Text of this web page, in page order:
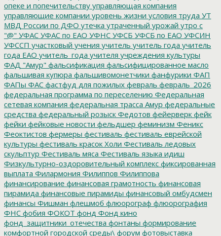
опеке и попечительству управляющая компания
управляющие компании уровень жизни условия труда УТ
МВД России по ДФО утечка утраченный урожай утро с
"@" УФАС УФАС по ЕАО УФНС УФСБ УФСБ по ЕАО УФСИН
УФССП участковый учения учитель учитель года учитель
года ЕАО учитель_года учителя учреждения культуры
ФАД "Амур" фальсификация фальсифицированное масло
фальшивая купюра фальшивомонетчики фанфурики ФАП
ФАПы ФАС фастфуд для пожилых февраль февраль_2026
федеральная программа по переселению Федеральная
сетевая компания федеральная трасса Амур федеральные
средства федеральный розыск Федотов фейерверк фейк
фейки фейковые новости фельдшер феминизм Феникс
Феоктистов фермеры фестиваль фестиваль еврейской
культуры фестиваль красок Холи Фестиваль ледовых
скульптур Фестиваль мяса Фестиваль языка идиш
Физкультурно-оздоровительный комплекс фиксированная
выплата Филармония Филиппов Филиппова
финансирование финансовая грамотность финансовая
пирамида финансовые пирамиды финансовый омбудсмен
финансы Фишман флешмоб флюорограф флюорография
ФНС фобия ФОКОТ фонд Фонд кино
фонд_защитники_отечества фонтаны формирование
комфортной городской среды\ форум фотовыставка